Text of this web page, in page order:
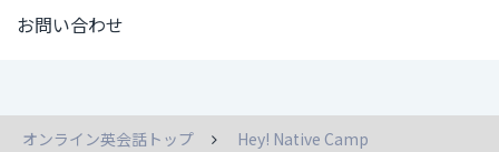
お問い合わせ
オンライン英会話トップ
Hey! Native Camp